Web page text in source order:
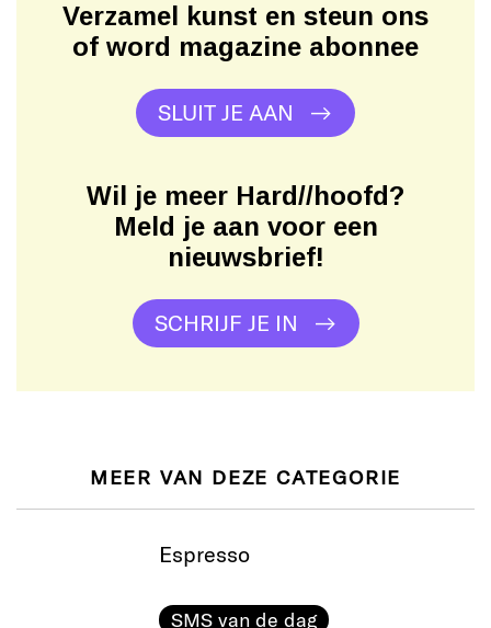
Verzamel kunst en steun ons
of word magazine abonnee
SLUIT JE AAN
Wil je meer Hard//hoofd?
Meld je aan voor een
nieuwsbrief!
SCHRIJF JE IN
MEER VAN DEZE CATEGORIE
Espresso
SMS van de dag